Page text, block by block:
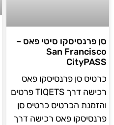
סן פרנסיסקו סיטי פאס –
San Francisco
CityPASS
כרטיס סן פרנסיסקו פאס
רכישה דרך TIQETS פרטים
והזמנת הכרטיס כרטיס סן
פרנסיסקו פאס רכישה דרך